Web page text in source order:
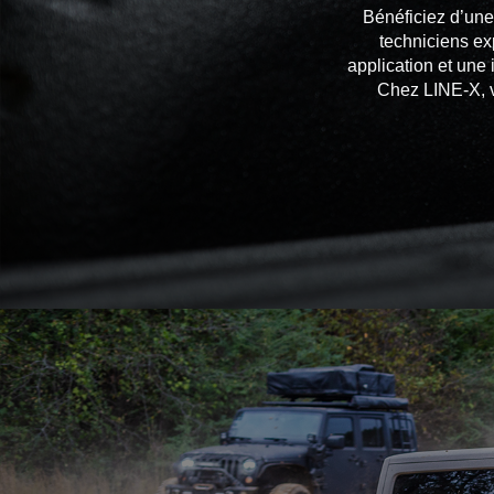
Bénéficiez
techniciens
application et une
Chez LINE-X,